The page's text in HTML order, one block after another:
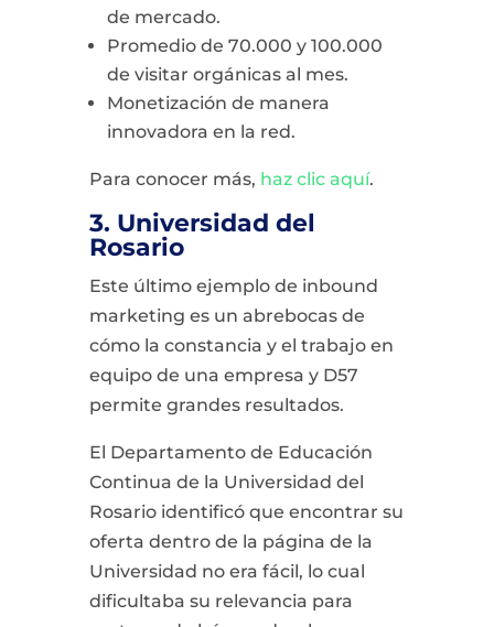
de mercado.
Promedio de 70.000 y 100.000
de visitar orgánicas al mes.
Monetización de manera
innovadora en la red.
Para conocer más, haz clic aquí.
3. Universidad del
Rosario
Este último ejemplo de inbound
marketing es un abrebocas de
cómo la constancia y el trabajo en
equipo de una empresa y D57
permite grandes resultados.
El Departamento de Educación
Continua de la Universidad del
Rosario identificó que encontrar su
oferta dentro de la página de la
Universidad no era fácil, lo cual
dificultaba su relevancia para